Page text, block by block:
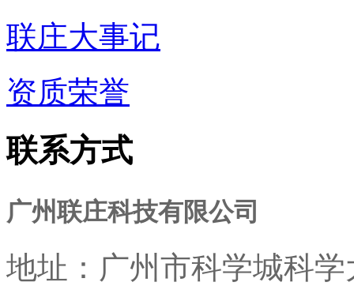
联庄大事记
资质荣誉
联系方式
广州联庄科技有限公司
地址： 广州市科学城科